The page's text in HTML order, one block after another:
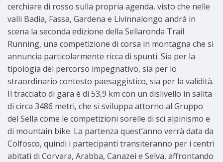
cerchiare di rosso sulla propria agenda, visto che nelle
valli Badia, Fassa, Gardena e Livinnalongo andrà in
scena la seconda edizione della Sellaronda Trail
Running, una competizione di corsa in montagna che si
annuncia particolarmente ricca di spunti. Sia per la
tipologia del percorso impegnativo, sia per lo
straordinario contesto paesaggistico, sia per la validità.
Il tracciato di gara è di 53,9 km con un dislivello in salita
di circa 3486 metri, che si sviluppa attorno al Gruppo
del Sella come le competizioni sorelle di sci alpinismo e
di mountain bike. La partenza quest’anno verrà data da
Colfosco, quindi i partecipanti transiteranno per i centri
abitati di Corvara, Arabba, Canazei e Selva, affrontando